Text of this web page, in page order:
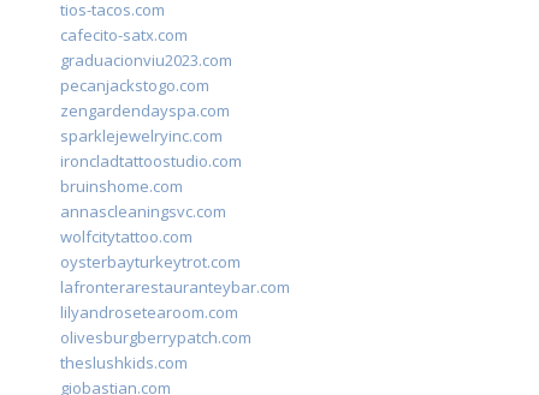
tios-tacos.com
cafecito-satx.com
graduacionviu2023.com
pecanjackstogo.com
zengardendayspa.com
sparklejewelryinc.com
ironcladtattoostudio.com
bruinshome.com
annascleaningsvc.com
wolfcitytattoo.com
oysterbayturkeytrot.com
lafronterarestauranteybar.com
lilyandrosetearoom.com
olivesburgberrypatch.com
theslushkids.com
giobastian.com